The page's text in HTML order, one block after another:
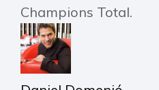
Champions Total.